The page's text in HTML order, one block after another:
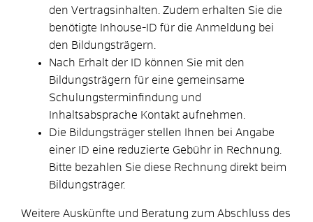
den Vertragsinhalten. Zudem erhalten Sie die
benötigte Inhouse-ID für die Anmeldung bei
den Bildungsträgern.
Nach Erhalt der ID können Sie mit den
Bildungsträgern für eine gemeinsame
Schulungsterminfindung und
Inhaltsabsprache Kontakt aufnehmen.
Die Bildungsträger stellen Ihnen bei Angabe
einer ID eine reduzierte Gebühr in Rechnung.
Bitte bezahlen Sie diese Rechnung direkt beim
Bildungsträger.
Weitere Auskünfte und Beratung zum Abschluss des